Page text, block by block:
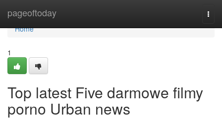
pageoftoday
Home
Home
1
Top latest Five darmowe filmy
porno Urban news